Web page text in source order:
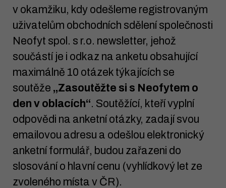
v okamžiku, kdy odešleme registrovaným
uživatelům obchodních sdělení společnosti
Neofyt spol. s r.o. newsletter, jehož
součástí je i odkaz na anketu obsahující
maximálně 10 otázek týkajících se
soutěže „Zasoutěžte si s Neofytem o
den v oblacích“. Soutěžící, kteří vyplní
odpovědi na anketní otázky, zadají svou
emailovou adresu a odešlou elektronický
anketní formulář, budou zařazeni do
slosování o hlavní cenu (vyhlídkový let ze
zvoleného místa v ČR).